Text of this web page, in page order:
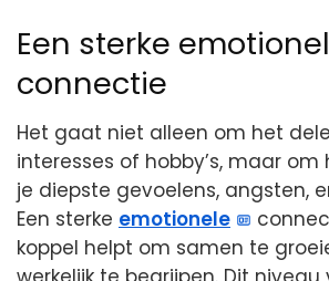
Een sterke
connectie
Het gaat niet alleen om het
interesses of hobby’s, maar
je diepste gevoelens, angsten,
Een sterke emotionele
koppel helpt om samen te